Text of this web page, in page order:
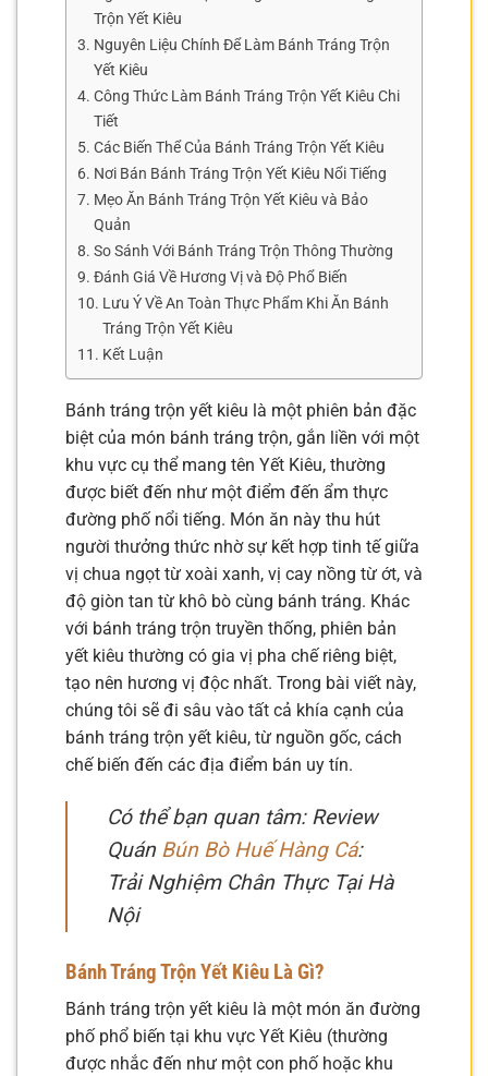
Trộn Yết Kiêu
Nguyên Liệu Chính Để Làm Bánh Tráng Trộn
Yết Kiêu
Công Thức Làm Bánh Tráng Trộn Yết Kiêu Chi
Tiết
Các Biến Thể Của Bánh Tráng Trộn Yết Kiêu
Nơi Bán Bánh Tráng Trộn Yết Kiêu Nổi Tiếng
Mẹo Ăn Bánh Tráng Trộn Yết Kiêu và Bảo
Quản
So Sánh Với Bánh Tráng Trộn Thông Thường
Đánh Giá Về Hương Vị và Độ Phổ Biến
Lưu Ý Về An Toàn Thực Phẩm Khi Ăn Bánh
Tráng Trộn Yết Kiêu
Kết Luận
Bánh tráng trộn yết kiêu là một phiên bản đặc
biệt của món bánh tráng trộn, gắn liền với một
khu vực cụ thể mang tên Yết Kiêu, thường
được biết đến như một điểm đến ẩm thực
đường phố nổi tiếng. Món ăn này thu hút
người thưởng thức nhờ sự kết hợp tinh tế giữa
vị chua ngọt từ xoài xanh, vị cay nồng từ ớt, và
độ giòn tan từ khô bò cùng bánh tráng. Khác
với bánh tráng trộn truyền thống, phiên bản
yết kiêu thường có gia vị pha chế riêng biệt,
tạo nên hương vị độc nhất. Trong bài viết này,
chúng tôi sẽ đi sâu vào tất cả khía cạnh của
bánh tráng trộn yết kiêu, từ nguồn gốc, cách
chế biến đến các địa điểm bán uy tín.
Có thể bạn quan tâm: Review
Quán Bún Bò Huế Hàng Cá:
Trải Nghiệm Chân Thực Tại Hà
Nội
Bánh Tráng Trộn Yết Kiêu Là Gì?
Bánh tráng trộn yết kiêu là một món ăn đường
phố phổ biến tại khu vực Yết Kiêu (thường
được nhắc đến như một con phố hoặc khu